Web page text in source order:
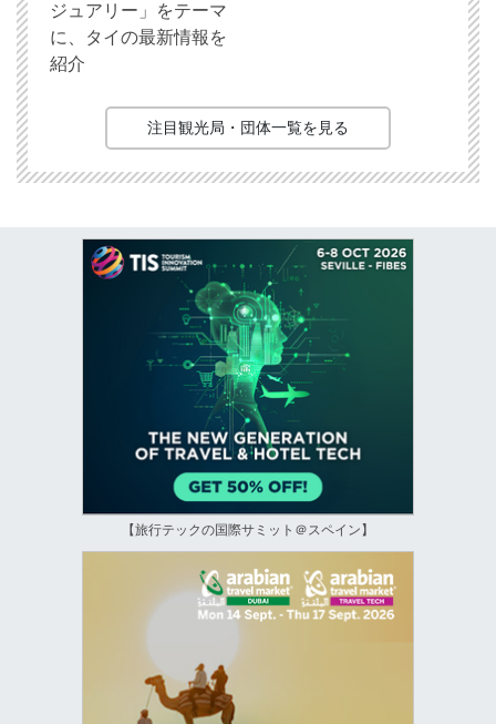
ジュアリー」をテーマ
に、タイの最新情報を
紹介
注目観光局・団体一覧を見る
【旅行テックの国際サミット＠スペイン】